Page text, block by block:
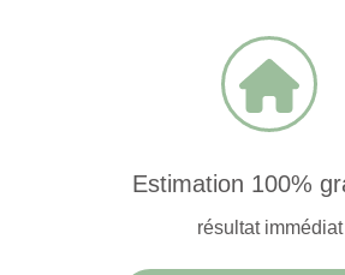
Estimation 100%
résultat immédiat